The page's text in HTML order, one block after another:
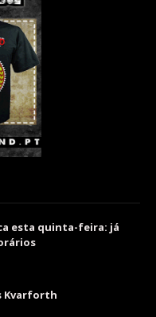
esta quinta-feira: já
Kvarforth